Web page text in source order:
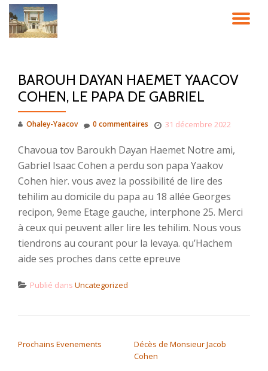
Aller
BAROUH DAYAN HAEMET YAACOV
COHEN, LE PAPA DE GABRIEL
Ohaley-Yaacov 31 décembre 2022
0 commentaires
Chavoua tov Baroukh Dayan Haemet Notre ami,
Gabriel Isaac Cohen a perdu son papa Yaakov
Cohen hier. vous avez la possibilité de lire des
tehilim au domicile du papa au 18 allée Georges
recipon, 9eme Etage gauche, interphone 25. Merci
à ceux qui peuvent aller lire les tehilim. Nous vous
tiendrons au courant pour la levaya. qu’Hachem
aide ses proches dans cette epreuve
Publié dans Uncategorized
Prochains Evenements
Décès de Monsieur Jacob
Cohen